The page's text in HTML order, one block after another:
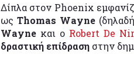
Δίπλα στον Phoenix
ως Thomas Wayne
Wayne και ο Robert De
δραστική επίδραση στην